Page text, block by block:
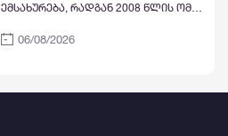
ემსახურება, რადგან 2008 წლის ომი
ნამუსზეა, რომელმაც ქვეყანას
06/08/2026